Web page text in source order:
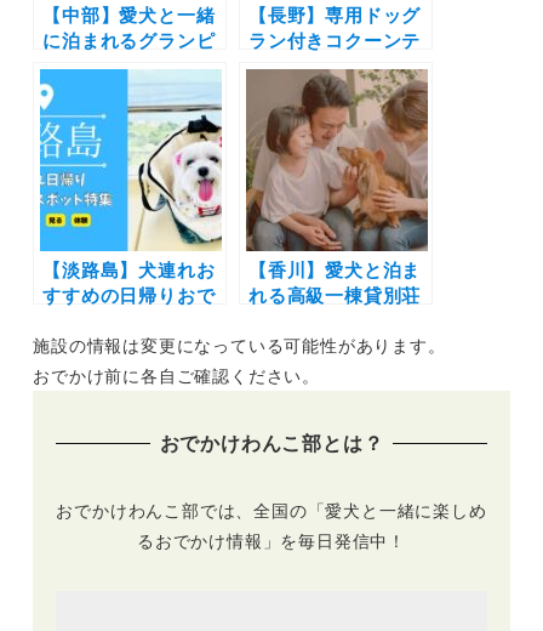
【中部】愛犬と一緒
に泊まれるグランピ
ング18選！富士山や
雲海の絶景や極上の
バーベキューで愛犬
と特別な体験を♪
【長野】専用ドッグ
ラン付きコクーンテ
ントで愛犬と日本一
の星空を満喫！北欧
風グランピング施設
「mokki ～
stardust luxury
glamping achi
village～」2022年8
月オープン！
【淡路島】犬連れお
すすめの日帰りおで
ペットと一緒に食事
や体験・観光を満喫
【香川】愛犬と泊ま
れる高級一棟貸別荘
Premiere」2024年
4月オープン！ドッ
施設の情報は変更になっている可能性があります。
おでかけ前に各自ご確認ください。
おでかけわんこ部とは？
おでかけわんこ部では、全国の「愛犬と一緒に楽しめ
るおでかけ情報」を毎日発信中！